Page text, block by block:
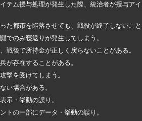
テム授与処理が発生した際、統治者が授与ア
た都市を陥落させても、戦役が終了しないこと
でのみ寝返りが発生してしまう。
戦後で所持金が正しく戻らないことがある。
が存在することがある。
撃を受けてしまう。
い場合がある。
示・挙動の誤り。
トの一部にデータ・挙動の誤り。